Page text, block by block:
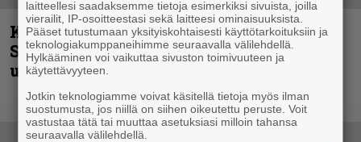
Kunnianosoitus hyiselle Pohjolalle –
Shining hyppäsi keskelle kinoksia
uudella videollaan
laitteellesi saadaksemme tietoja esimerkiksi sivuista, joilla
vierailit, IP-osoitteestasi sekä laitteesi ominaisuuksista.
Pääset tutustumaan yksityiskohtaisesti käyttötarkoituksiin ja
teknologiakumppaneihimme seuraavalla välilehdellä.
Hylkääminen voi vaikuttaa sivuston toimivuuteen ja
käytettävyyteen.
Jotkin teknologiamme voivat käsitellä tietoja myös ilman
suostumusta, jos niillä on siihen oikeutettu peruste. Voit
vastustaa tätä tai muuttaa asetuksiasi milloin tahansa
seuraavalla välilehdellä.